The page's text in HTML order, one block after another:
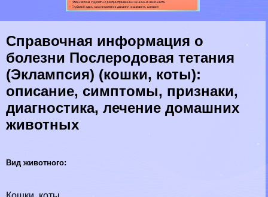
Справочная информация о
болезни Послеродовая тетания
(Эклампсия) (кошки, коты):
описание, симптомы, признаки,
диагностика, лечение домашних
животных
Вид животного: